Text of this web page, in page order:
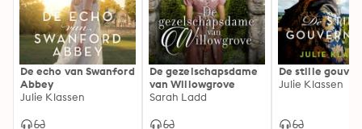
De echo van Swanford
Abbey
Julie Klassen
De gezelschapsdame
van Willowgrove
Sarah Ladd
De stille
Julie Klassen